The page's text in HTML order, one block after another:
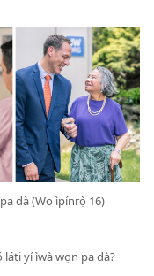
dà (Wo ìpínrọ̀ 16)
láti yí ìwà wọn pa dà?